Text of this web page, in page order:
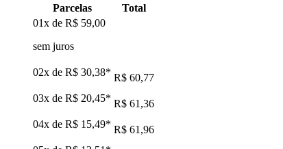
Parcelas
Total
01x de R$ 59,00
sem juros
02x de R$ 30,38* R$ 60,77
03x de R$ 20,45* R$ 61,36
04x de R$ 15,49* R$ 61,96